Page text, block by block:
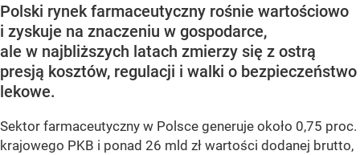
Polski rynek farmaceutyczny rośnie wartościowo
i zyskuje na znaczeniu w gospodarce,
ale w najbliższych latach zmierzy się z ostrą
presją kosztów, regulacji i walki o bezpieczeństwo
lekowe.
Sektor farmaceutyczny w Polsce generuje około 0,75 proc.
krajowego PKB i ponad 26 mld zł wartości dodanej brutto,